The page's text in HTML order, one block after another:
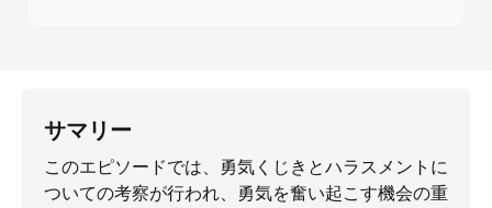
サマリー
このエピソードでは、勇気くじきとハラスメントに
ついての考察が行われ、勇気を奮い起こす機会の重